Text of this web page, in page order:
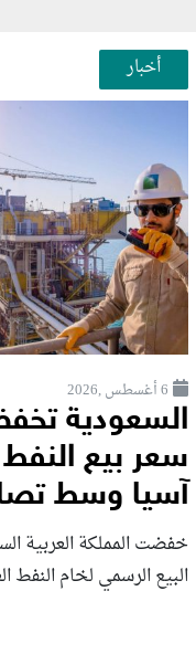
أخبار
6 أغسطس ,2026
السعودية
سعر بيع
آسيا وسط
خفضت المملكة العربية
البيع الرسمي لخام النفط